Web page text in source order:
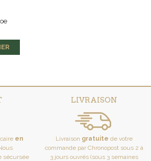
en
sécursée
LIVRAISON
Livraison gratuite de votre
commande par Chronopost sous 2 à
3 jours ouvrés (sous 3 semaines